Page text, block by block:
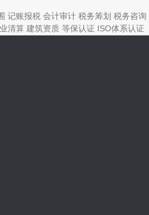
记账报税 会计审计 税务筹划 税务咨询
清算 建筑资质 等保认证 ISO体系认证